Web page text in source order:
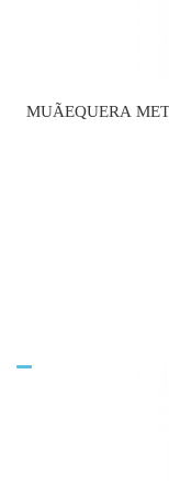
MUÃEQUERA